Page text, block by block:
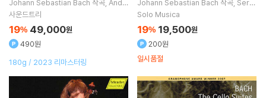
nied Cello - Volume Two) [LP]
Johann Sebastian Bach 작곡 Andr
e Levy연주
사운드트리
19% 49,000원
490원
180g / 2023 리마스터링
oncello Solo)
Johann Sebastian Bach 작곡 Serg
ey Malov연주
Solo Musica
19% 19,500원
200원
일시품절